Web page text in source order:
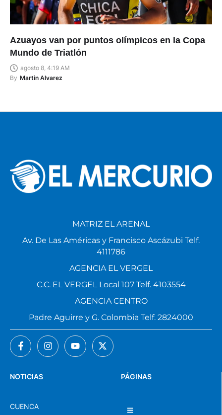
Azuayos van por puntos olímpicos en la Copa
Mundo de Triatlón
agosto 8, 4:19 AM
By Martin Alvarez
PÁGINAS
NOTICIAS
CUENCA
MATRIZ EL ARENAL
Av. De Las Américas y Francisco Ascázubi Telf.
4111786
AGENCIA EL VERGEL
C.C. EL VERGEL Local 107 Telf. 4103554
AGENCIA CENTRO
Padre Aguirre y G. Colombia Telf. 2824000